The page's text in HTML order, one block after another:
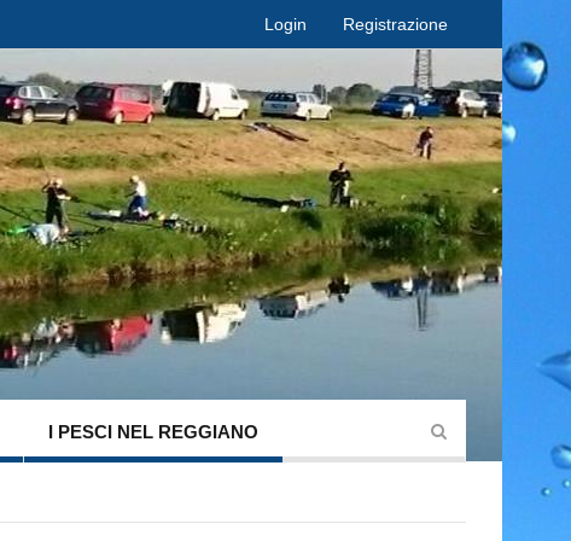
Login Registrazione
I PESCI NEL REGGIANO